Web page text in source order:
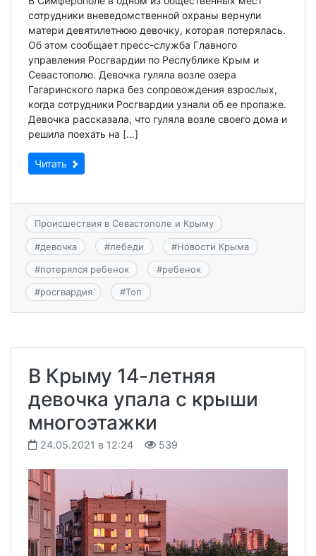
сотрудники вневедомственной охраны вернули
матери девятилетнюю девочку, которая потерялась.
Об этом сообщает пресс-служба Главного
управления Росгвардии по Республике Крым и
Севастополю. Девочка гуляла возле озера
Гагаринского парка без сопровождения взрослых,
когда сотрудники Росгвардии узнали об ее пропаже.
Девочка рассказала, что гуляла возле своего дома и
решила поехать на […]
Читать
Происшествия в Севастополе и Крыму
#девочка #лебеди #Новости Крыма
#потерялся ребенок #ребенок
#росгвардия #Топ
В Крыму 14-летняя
девочка упала с крыши
многоэтажки
24.05.2021 в 12:24 539